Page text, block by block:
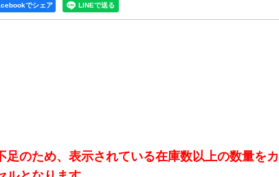
でシェア
足のため、表示されている在庫数以上の数量を